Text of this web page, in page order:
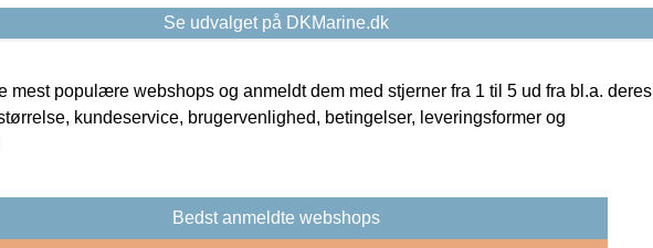
Se udvalget på DKMarine.dk
mest populære webshops og anmeldt dem med stjerner fra 1 til 5 ud fra bl.a. deres
kundeservice, brugervenlighed, betingelser, leveringsformer og
Bedst anmeldte webshops